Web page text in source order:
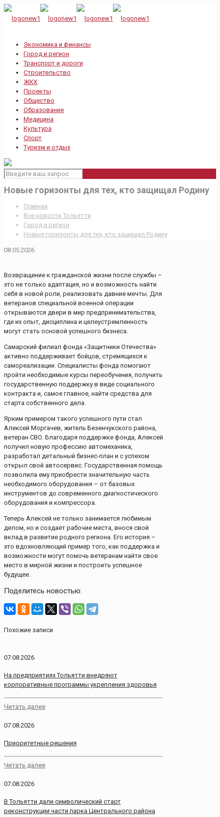
Экономика и финансы
Город и регион
Транспорт и дороги
Строительство
ЖКХ
Проекты
Общество
Образование
Медицина
Культура
Спорт
Туризм и отдых
Новые горизонты для тех, кто защищал Родину
Главная
Все новости Тольятти
Город и регион
Новые горизонты для тех, кто защищал Родину
08.05.2026
Возвращение к гражданской жизни после службы –
это не только адаптация, но и возможность найти
себя в новой роли, реализовать давние мечты. Для
ветеранов специальной военной операции
открываются двери в мир предпринимательства,
где их опыт, дисциплина и целеустремленность
могут стать основой успешного бизнеса.
Самарский филиал фонда «Защитники Отечества»
активно поддерживает бойцов, стремящихся к
самореализации. Специалисты фонда помогают
пройти необходимые курсы переобучения, получить
государственную поддержку в виде социального
контракта и, самое главное, найти средства для
старта собственного дела.
Ярким примером такого успешного пути стал
Алексей Моргачев, житель Безенчукского района,
ветеран СВО. Благодаря поддержке фонда, Алексей
получил новую профессию автомеханика,
разработал детальный бизнес-план и с успехом
открыл свой автосервис. Государственная помощь
позволила ему приобрести значительную часть
необходимого оборудования – от базовых
инструментов до современного диагностического
оборудования и компрессора.
Теперь Алексей не только занимается любимым
делом, но и создает рабочие места, внося свой
вклад в развитие родного региона. Его история –
это вдохновляющий пример того, как поддержка и
возможности могут помочь ветеранам найти свое
место в мирной жизни и построить успешное
будущее.
Поделитесь новостью:
Похожие записи
07.08.2026
На предприятиях Тольятти внедряют
корпоративные программы укрепления здоровья
Читать далее
07.08.2026
Приоритетные решения
Читать далее
07.08.2026
В Тольятти дали символический старт
реконструкции части парка Центрального района